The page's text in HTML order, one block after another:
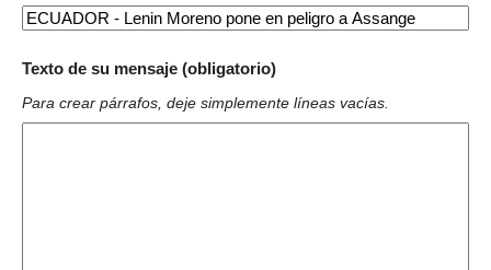
Texto de su mensaje (obligatorio)
Para crear párrafos, deje simplemente líneas vacías.